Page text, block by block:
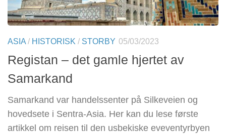
ASIA/ HISTORISK / STORBY 05/03/2023
Registan – det gamle hjertet av
Samarkand
Samarkand var handelssenter på Silkeveien og
hovedsete i Sentra-Asia. Her kan du lese første
artikkel om reisen til den usbekiske eveventyrbyen